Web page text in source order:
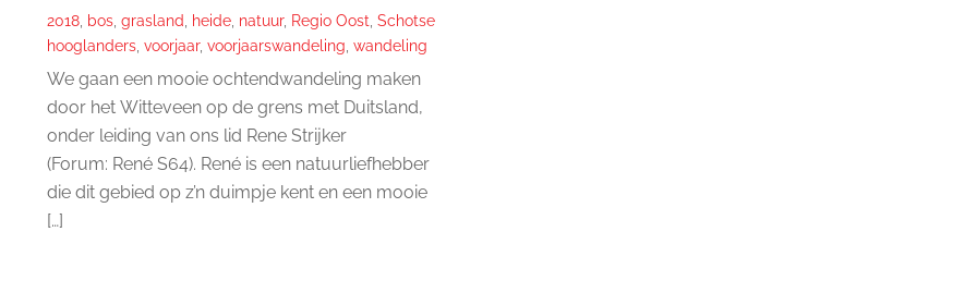
2018 bos ,grasland heide natuur, Regio Oost ,Schotse
hooglanders ,voorjaar,voorjaarswandeling ,wandeling
We gaan een mooie ochtendwandeling maken
door het Witteveen op de grens met Duitsland,
onder leiding van ons lid Rene Strijker
(Forum: René S64). René is een natuurliefhebber
die dit gebied op z’n duimpje kent en een mooie
[…]